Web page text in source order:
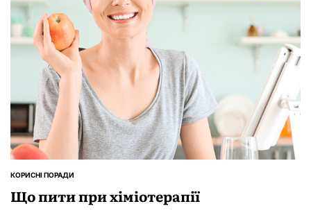
ОПУБЛІКУВАТИ
КОРИСНІ ПОРАДИ
Що пити при хіміотерапії